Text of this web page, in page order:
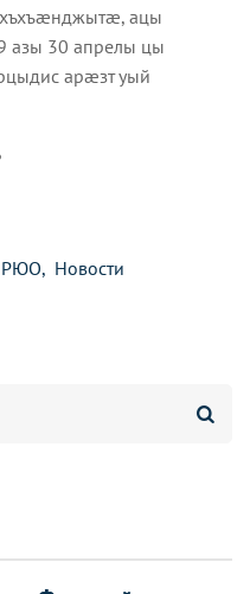
ацы
азы 30 апрелы цы
арæзт уый
РЮО Новости